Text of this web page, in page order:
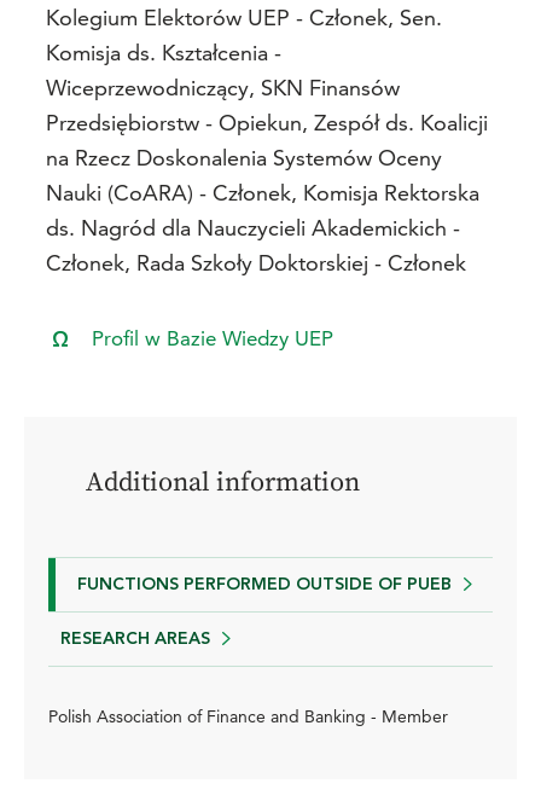
Kolegium Elektorów UEP - Członek, Sen.
Komisja ds. Kształcenia -
Wiceprzewodniczący, SKN Finansów
Przedsiębiorstw - Opiekun, Zespół ds. Koalicji
na Rzecz Doskonalenia Systemów Oceny
Nauki (CoARA) - Członek, Komisja Rektorska
ds. Nagród dla Nauczycieli Akademickich -
Członek, Rada Szkoły Doktorskiej - Członek
Profil w Bazie Wiedzy UEP
Additional information
FUNCTIONS PERFORMED OUTSIDE OF PUEB
RESEARCH AREAS
Polish Association of Finance and Banking - Member